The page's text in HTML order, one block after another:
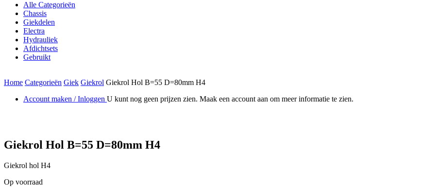
Alle Categorieën
Chassis
Giekdelen
Electra
Hydrauliek
Afdichtsets
Gebruikt
Home Categorieën Giek Giekrol Giekrol Hol B=55 D=80mm H4
Account maken / Inloggen U kunt nog geen prijzen zien. Maak een account aan om meer informatie te zien.
Giekrol Hol B=55 D=80mm H4
Giekrol hol H4
Op voorraad